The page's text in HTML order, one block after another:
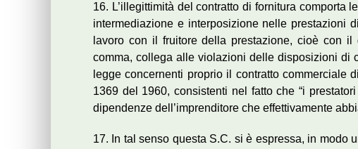
16. L’illegittimità del contratto di fornitura comporta
intermediazione e interposizione nelle prestazioni
lavoro con il fruitore della prestazione, cioè con il
comma, collega alle violazioni delle disposizioni di
legge concernenti proprio il contratto commerciale
1369 del 1960, consistenti nel fatto che “i
dipendenze dell’imprenditore che effettivamente
17. In tal senso questa S.C. si è espressa, in modo